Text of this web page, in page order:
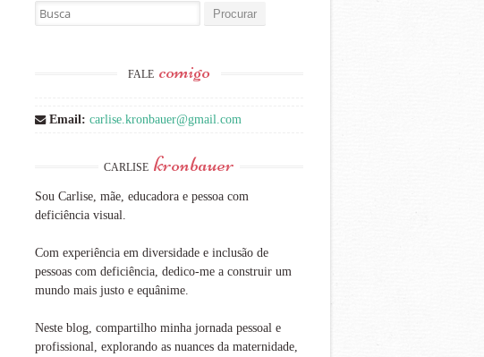
Busca por:
FALE comigo
Email: carlise.kronbauer@gmail.com
CARLISE kronbauer
Sou Carlise, mãe, educadora e pessoa com
deficiência visual.
Com experiência em diversidade e inclusão de
pessoas com deficiência, dedico-me a construir um
mundo mais justo e equânime.
Neste blog, compartilho minha jornada pessoal e
profissional, explorando as nuances da maternidade,